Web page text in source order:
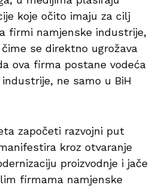
koje očito imaju za cilj
firmi namjenske industrije,
se direktno ugrožava
ova firma postane vodeća
ne samo u BiH
započeti razvojni put
kroz otvaranje
proizvodnje i jače
firmama namjenske